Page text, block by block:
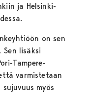
ja Helsinki-
on sen
Sen lisäksi
Tampere-
varmistetaan
myös